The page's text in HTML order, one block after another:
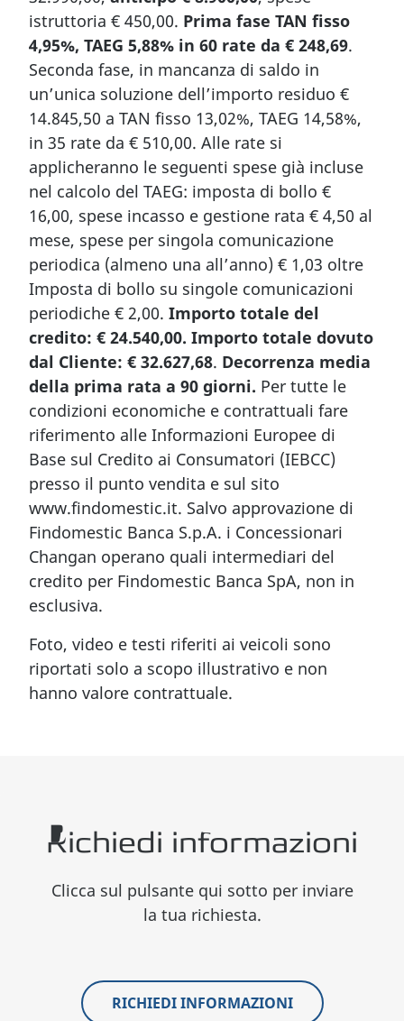
istruttoria € 450,00. Prima fase TAN fisso
4,95%, TAEG 5,88% in 60 rate da € 248,69.
Seconda fase, in mancanza di saldo in
un’unica soluzione dell’importo residuo €
14.845,50 a TAN fisso 13,02%, TAEG 14,58%,
in 35 rate da € 510,00. Alle rate si
applicheranno le seguenti spese già incluse
nel calcolo del TAEG: imposta di bollo €
16,00, spese incasso e gestione rata € 4,50 al
mese, spese per singola comunicazione
periodica (almeno una all’anno) € 1,03 oltre
Imposta di bollo su singole comunicazioni
periodiche € 2,00. Importo totale del
credito: € 24.540,00. Importo totale dovuto
dal Cliente: € 32.627,68. Decorrenza media
della prima rata a 90 giorni. Per tutte le
condizioni economiche e contrattuali fare
riferimento alle Informazioni Europee di
Base sul Credito ai Consumatori (IEBCC)
presso il punto vendita e sul sito
www.findomestic.it. Salvo approvazione di
Findomestic Banca S.p.A. i Concessionari
Changan operano quali intermediari del
credito per Findomestic Banca SpA, non in
esclusiva.
Foto, video e testi riferiti ai veicoli sono
riportati solo a scopo illustrativo e non
hanno valore contrattuale.
Richiedi informazioni
Clicca sul pulsante qui sotto per inviare
la tua richiesta.
RICHIEDI INFORMAZIONI